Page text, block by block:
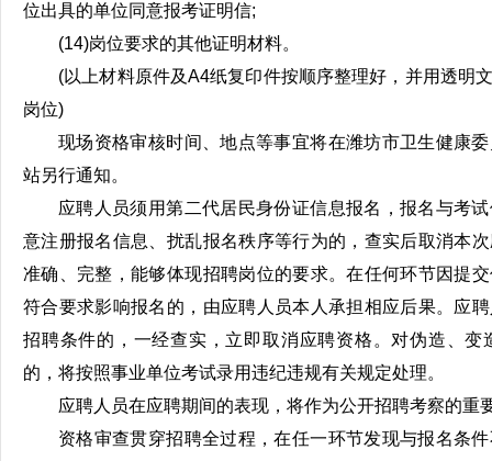
位出具的单位同意报考证明信;
(14)岗位要求的其他证明材料。
(以上材料原件及A4纸复印件按顺序整理好，并用透明
岗位)
现场资格审核时间、地点等事宜将在潍坊市卫生健康
站另行通知。
应聘人员须用第二代居民身份证信息报名，报名与考
意注册报名信息、扰乱报名秩序等行为的，查实后取消本
准确、完整，能够体现招聘岗位的要求。在任何环节因提
符合要求影响报名的，由应聘人员本人承担相应后果。应
招聘条件的，一经查实，立即取消应聘资格。对伪造、
的，将按照事业单位考试录用违纪违规有关规定处理。
应聘人员在应聘期间的表现，将作为公开招聘考察的重
资格审查贯穿招聘全过程，在任一环节发现与报名条